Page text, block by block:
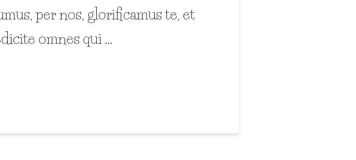
per nos, glorificamus te, et
omnes qui …